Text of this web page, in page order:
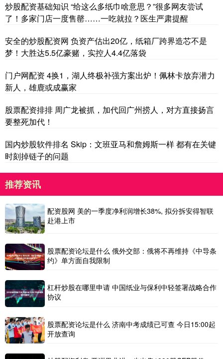
炒股配资基础知识 “给这么多纸巾啥意思？”很多网友尝试
了！多家门店一度售罄……一吃就拉？医生严肃提醒
安全的炒股配资网 负资产估出20亿，纸箱厂跨界造芯不是
梦！大胜达5.5亿豪赌，实控人4.4亿落袋
门户网配资 4换1，湖人终极补强方案出炉！佩林卡放弃潜力
新人，雄鹿或成赢家
股票配资排排 周广龙被抓，加代回广州捞人，对方直接扬言
要整死加代！
国内炒股软件排名 Skip：文班亚马和詹姆斯一样 都有在关键
时刻掉链子的问题
推荐资讯
配资股网 美的一季度净利润增长38%, 拟分拆安得智联
赴港上市
股票配资论坛是什么 俄外交部：俄将不再维持《中导条
约》单方面自我限制
杠杆炒股在哪里申请 中国纸业与保利中轻签署战略合作
协议
股票配资论坛是什么 济南中考成绩已可查 今日15:00起
开放查询